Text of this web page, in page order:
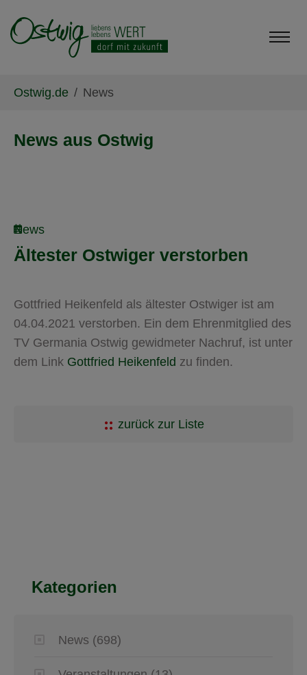
Ostwig.de News
News aus Ostwig
News
Ältester Ostwiger verstorben
Gottfried Heikenfeld als ältester Ostwiger ist am
04.04.2021 verstorben. Ein dem Ehrenmitglied des
TV Germania Ostwig gewidmeter Nachruf, ist unter
dem Link Gottfried Heikenfeld zu finden.
zurück zur Liste
Kategorien
News (698)